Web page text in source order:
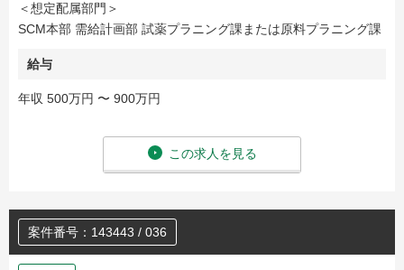
＜想定配属部門＞
SCM本部 需給計画部 試薬プラニング課または原料プラニング課
給与
年収 500万円 〜 900万円
この求人を見る
案件番号：143443 / 036